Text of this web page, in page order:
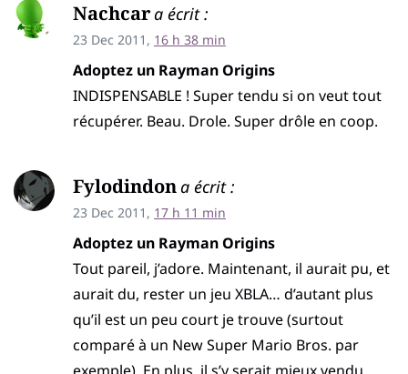
Nachcara écrit :
23 Dec 2011, 16 h 38 min
Adoptez un Rayman Origins
INDISPENSABLE ! Super tendu si on veut tout
récupérer. Beau. Drole. Super drôle en coop.
Fylodindona écrit :
23 Dec 2011, 17 h 11 min
Adoptez un Rayman Origins
Tout pareil, j’adore. Maintenant, il aurait pu, et
aurait du, rester un jeu XBLA… d’autant plus
qu’il est un peu court je trouve (surtout
comparé à un New Super Mario Bros. par